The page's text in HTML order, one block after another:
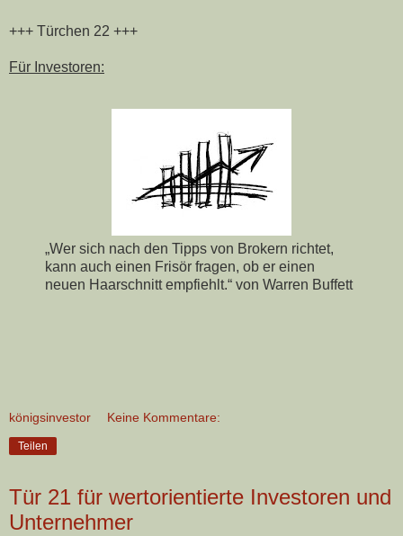
+++ Türchen 22 +++
Für Investoren:
„Wer sich nach den Tipps von Brokern richtet,
kann auch einen Frisör fragen, ob er einen
neuen Haarschnitt empfiehlt.“ von Warren Buffett
königsinvestor Keine Kommentare:
Teilen
Tür 21 für wertorientierte Investoren und
Unternehmer